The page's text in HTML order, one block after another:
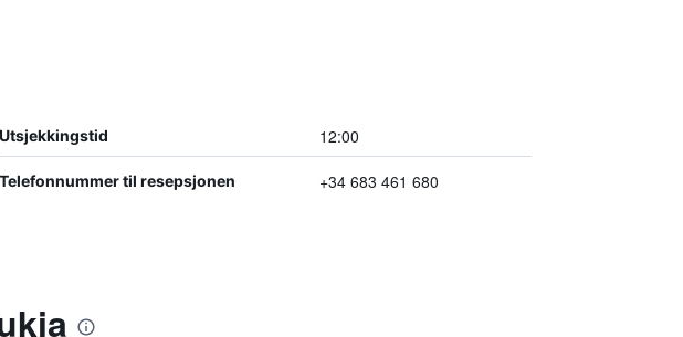
Utsjekkingstid 12:00
Telefonnummer til resepsjonen +34 683 461 680